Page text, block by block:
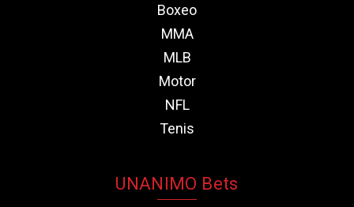
Boxeo
MMA
MLB
Motor
NFL
Tenis
UNANIMO Bets